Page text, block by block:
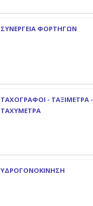
ΣΥΝΕΡΓΕΙΑ ΦΟΡΤΗΓΩΝ
ΤΑΧΟΓΡΑΦΟΙ - ΤΑΞΙΜΕΤΡΑ -
ΤΑΧΥΜΕΤΡΑ
ΥΔΡΟΓΟΝΟΚΙΝΗΣΗ